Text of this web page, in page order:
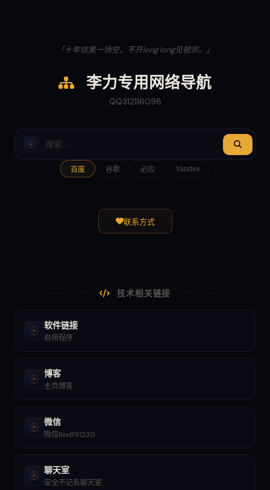
「十年信奥一场空，不开long long见祖宗。」
李力专用网络导航
QQ312116098
百度 谷歌 必应 Yandex
联系方式
技术相关链接
软件链接
自用程序
博客
主页博客
微信
微信llxx891230
聊天室
安全不记名聊天室